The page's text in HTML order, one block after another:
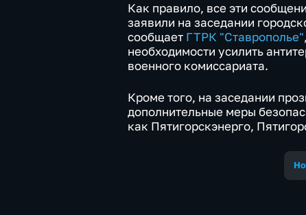
Как правило, все эти
заявили на заседании
сообщает ГТРК "Ставрополье"
необходимости усилить
военного комиссариата.
Кроме того, на заседании
дополнительные меры
как Пятигорскэнерго,